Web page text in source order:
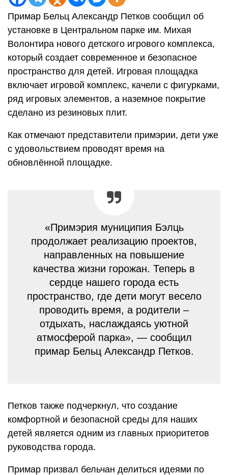
Примар Бельц Александр Петков сообщил об
установке в Центральном парке им. Михая
Волонтира нового детского игрового комплекса,
который создает современное и безопасное
пространство для детей. Игровая площадка
включает игровой комплекс, качели с фигурками,
ряд игровых элементов, а наземное покрытие
сделано из резиновых плит.
Как отмечают представители примэрии, дети уже
с удовольствием проводят время на
обновлённой площадке.
«Примэрия муниципия Бэлць
продолжает реализацию проектов,
направленных на повышение
качества жизни горожан. Теперь в
сердце нашего города есть
пространство, где дети могут весело
проводить время, а родители –
отдыхать, наслаждаясь уютной
атмосферой парка», — сообщил
примар Бельц Александр Петков.
Петков также подчеркнул, что создание
комфортной и безопасной среды для наших
детей является одним из главных приоритетов
руководства города.
Примар призвал бельчан делиться идеями по